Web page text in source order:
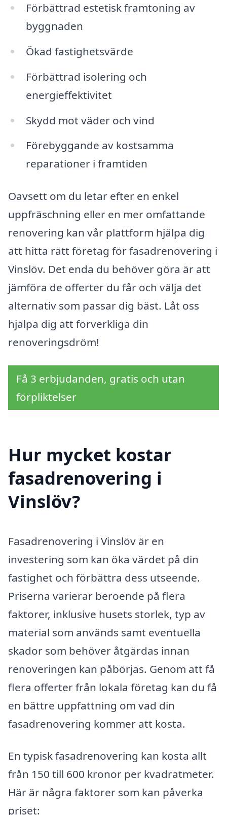
Förbättrad estetisk framtoning av
byggnaden
Ökad fastighetsvärde
Förbättrad isolering och
energieffektivitet
Skydd mot väder och vind
Förebyggande av kostsamma
reparationer i framtiden
Oavsett om du letar efter en enkel
uppfräschning eller en mer omfattande
renovering kan vår plattform hjälpa dig
att hitta rätt företag för fasadrenovering i
Vinslöv. Det enda du behöver göra är att
jämföra de offerter du får och välja det
alternativ som passar dig bäst. Låt oss
hjälpa dig att förverkliga din
renoveringsdröm!
Få 3 erbjudanden, gratis och utan
förpliktelser
Hur mycket kostar
fasadrenovering i
Vinslöv?
Fasadrenovering i Vinslöv är en
investering som kan öka värdet på din
fastighet och förbättra dess utseende.
Priserna varierar beroende på flera
faktorer, inklusive husets storlek, typ av
material som används samt eventuella
skador som behöver åtgärdas innan
renoveringen kan påbörjas. Genom att få
flera offerter från lokala företag kan du få
en bättre uppfattning om vad din
fasadrenovering kommer att kosta.
En typisk fasadrenovering kan kosta allt
från 150 till 600 kronor per kvadratmeter.
Här är några faktorer som kan påverka
priset: